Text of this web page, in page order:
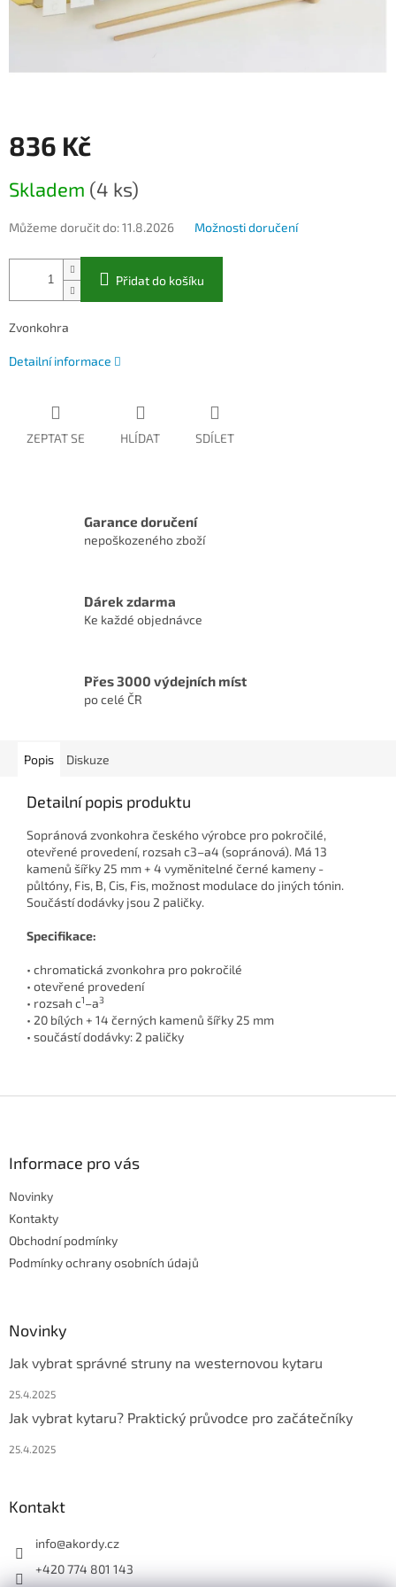
836 Kč
cena:
Skladem (4 ks)
Můžeme doručit do:11.8.2026 Možnosti doručení
Přidat do košíku
Zvonkohra
Detailní informace
ZEPTAT SE HLÍDAT SDÍLET
Garance doručení
nepoškozeného zboží
Dárek zdarma
Ke každé objednávce
Přes 3000 výdejních míst
po celé ČR
Popis Diskuze
Detailní popis produktu
Sopránová zvonkohra českého výrobce pro pokročilé,
otevřené provedení, rozsah c3–a4 (sopránová). Má 13
kamenů šířky 25 mm + 4 vyměnitelné černé kameny -
půltóny, Fis, B, Cis, Fis, možnost modulace do jiných tónin.
Součástí dodávky jsou 2 paličky.
Specifikace:
• chromatická zvonkohra pro pokročilé
• otevřené provedení
• rozsah c1–a3
• 20 bílých + 14 černých kamenů šířky 25 mm
• součástí dodávky: 2 paličky
Informace pro vás
Novinky
Kontakty
Obchodní podmínky
Podmínky ochrany osobních údajů
Novinky
Jak vybrat správné struny na westernovou kytaru
25.4.2025
Jak vybrat kytaru? Praktický průvodce pro začátečníky
25.4.2025
Kontakt
info@akordy.cz
+420 774 801 143